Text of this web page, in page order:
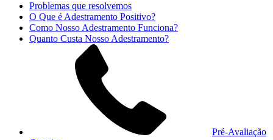
Positidog – Adestramento Positivo
Problemas que resolvemos
O Que é Adestramento Positivo?
Como Nosso Adestramento Funciona?
Quanto Custa Nosso Adestramento?
Pré-Avaliação